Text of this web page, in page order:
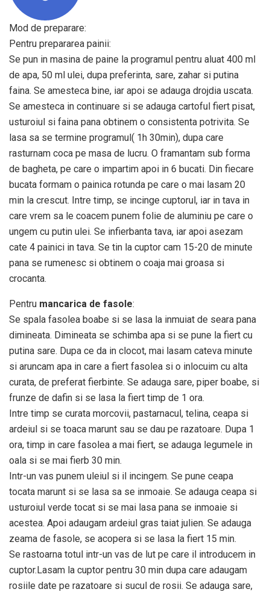
Mod de preparare:
Pentru prepararea painii:
Se pun in masina de paine la programul pentru aluat 400 ml
de apa, 50 ml ulei, dupa preferinta, sare, zahar si putina
faina. Se amesteca bine, iar apoi se adauga drojdia uscata.
Se amesteca in continuare si se adauga cartoful fiert pisat,
usturoiul si faina pana obtinem o consistenta potrivita. Se
lasa sa se termine programul( 1h 30min), dupa care
rasturnam coca pe masa de lucru. O framantam sub forma
de bagheta, pe care o impartim apoi in 6 bucati. Din fiecare
bucata formam o painica rotunda pe care o mai lasam 20
min la crescut. Intre timp, se incinge cuptorul, iar in tava in
care vrem sa le coacem punem folie de aluminiu pe care o
ungem cu putin ulei. Se infierbanta tava, iar apoi asezam
cate 4 painici in tava. Se tin la cuptor cam 15-20 de minute
pana se rumenesc si obtinem o coaja mai groasa si
crocanta.
Pentru mancarica de fasole:
Se spala fasolea boabe si se lasa la inmuiat de seara pana
dimineata. Dimineata se schimba apa si se pune la fiert cu
putina sare. Dupa ce da in clocot, mai lasam cateva minute
si aruncam apa in care a fiert fasolea si o inlocuim cu alta
curata, de preferat fierbinte. Se adauga sare, piper boabe, si
frunze de dafin si se lasa la fiert timp de 1 ora.
Intre timp se curata morcovii, pastarnacul, telina, ceapa si
ardeiul si se toaca marunt sau se dau pe razatoare. Dupa 1
ora, timp in care fasolea a mai fiert, se adauga legumele in
oala si se mai fierb 30 min.
Intr-un vas punem uleiul si il incingem. Se pune ceapa
tocata marunt si se lasa sa se inmoaie. Se adauga ceapa si
usturoiul verde tocat si se mai lasa pana se inmoaie si
acestea. Apoi adaugam ardeiul gras taiat julien. Se adauga
zeama de fasole, se acopera si se lasa la fiert 15 min.
Se rastoarna totul intr-un vas de lut pe care il introducem in
cuptor.Lasam la cuptor pentru 30 min dupa care adaugam
rosiile date pe razatoare si sucul de rosii. Se adauga sare,